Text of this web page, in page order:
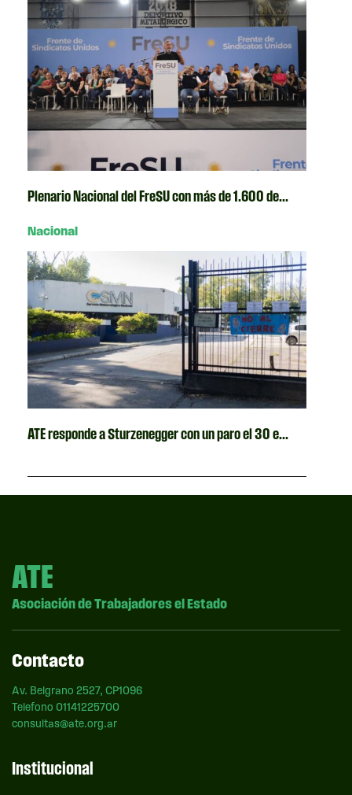
Plenario Nacional del FreSU con más de 1.600 de...
Nacional
ATE responde a Sturzenegger con un paro el 30 e...
ATE
Asociación de Trabajadores el Estado
Contacto
Av. Belgrano 2527, CP1096
Telefono 01141225700
consultas@ate.org.ar
Institucional